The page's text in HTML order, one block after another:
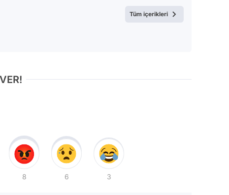
Test
Tüm içerikleri
8 6 3